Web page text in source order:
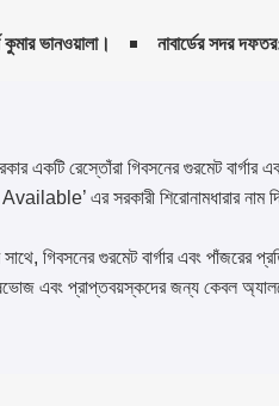
কুমার ভানওয়ালা। নাবার্ডের সদর
একটি রেস্তোঁরা গিবসনের গুরমেট
এর সরকারী শিরোনামধারার নাম
গিবসনের গুরমেট বার্গার এবং পাঁজরের
এবং প্রাপ্তবয়স্কদের জন্য কেবল